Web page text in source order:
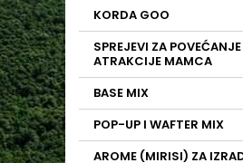
KORDA GOO
SPREJEVI ZA POVEĆANJE
ATRAKCIJE MAMCA
BASE MIX
POP-UP I WAFTER MIX
AROME (MIRISI) ZA